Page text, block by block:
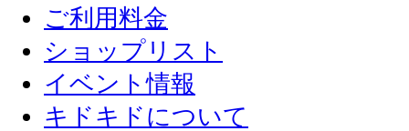
ご利用料金
ショップリスト
イベント情報
キドキドについて